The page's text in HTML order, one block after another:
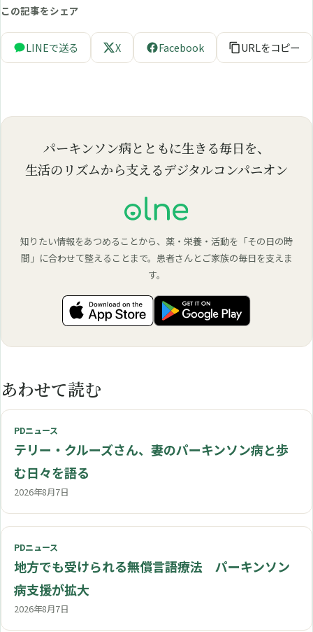
この記事をシェア
LINEで送る X Facebook URLをコピー
パーキンソン病とともに生きる毎日を、
生活のリズムから支えるデジタルコンパニオン
知りたい情報をあつめることから、薬・栄養・活動を「その日の時
間」に合わせて整えることまで。患者さんとご家族の毎日を支えま
す。
あわせて読む
PDニュース
テリー・クルーズさん、妻のパーキンソン病と歩
む日々を語る
2026年8月7日
PDニュース
地方でも受けられる無償言語療法 パーキンソン
病支援が拡大
2026年8月7日